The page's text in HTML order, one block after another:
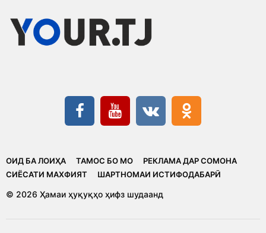
ОИД БА ЛОИҲА ТАМОС БО МО
РЕКЛАМА ДАР СОМОНА
CИЁСАТИ МАХФИЯТ
ШАРТНОМАИ ИСТИФОДАБАРӢ
© 2026 Ҳамаи ҳуқуқҳо ҳифз шудаанд